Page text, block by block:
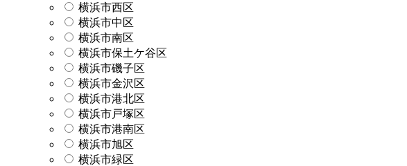
横浜市西区
横浜市中区
横浜市南区
横浜市保土ケ谷区
横浜市磯子区
横浜市金沢区
横浜市港北区
横浜市戸塚区
横浜市港南区
横浜市旭区
横浜市緑区